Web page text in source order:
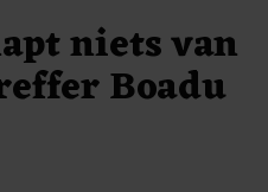
niets van
Boadu